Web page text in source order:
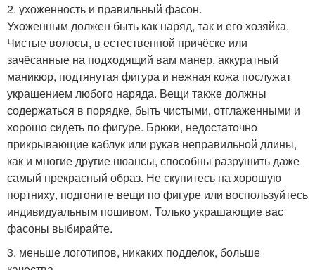
2. ухоженность и правильный фасон.
Ухоженным должен быть как наряд, так и его хозяйка.
Чистые волосы, в естественной причёске или
зачёсанные на подходящий вам манер, аккуратный
маникюр, подтянутая фигура и нежная кожа послужат
украшением любого наряда. Вещи также должны
содержаться в порядке, быть чистыми, отглаженными и
хорошо сидеть по фигуре. Брюки, недостаточно
прикрывающие каблук или рукав неправильной длины,
как и многие другие нюансы, способны разрушить даже
самый прекрасный образ. Не скупитесь на хорошую
портниху, подгоните вещи по фигуре или воспользуйтесь
индивидуальным пошивом. Только украшающие вас
фасоны выбирайте.
3. меньше логотипов, никаких подделок, больше